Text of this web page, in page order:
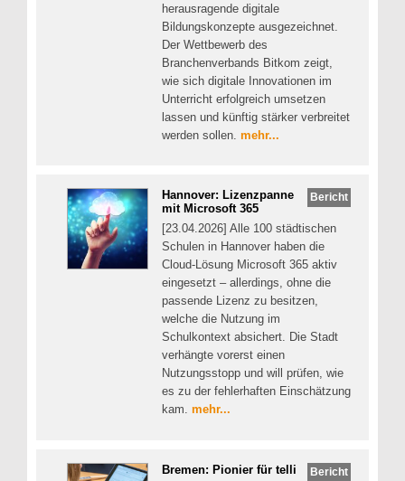
herausragende digitale
Bildungskonzepte ausgezeichnet.
Der Wettbewerb des
Branchenverbands Bitkom zeigt,
wie sich digitale Innovationen im
Unterricht erfolgreich umsetzen
lassen und künftig stärker verbreitet
werden sollen. mehr...
Bericht
Hannover: Lizenzpanne
mit Microsoft 365
[23.04.2026] Alle 100 städtischen
Schulen in Hannover haben die
Cloud-Lösung Microsoft 365 aktiv
eingesetzt – allerdings, ohne die
passende Lizenz zu besitzen,
welche die Nutzung im
Schulkontext absichert. Die Stadt
verhängte vorerst einen
Nutzungsstopp und will prüfen, wie
es zu der fehlerhaften Einschätzung
kam. mehr...
Bericht
Bremen: Pionier für telli